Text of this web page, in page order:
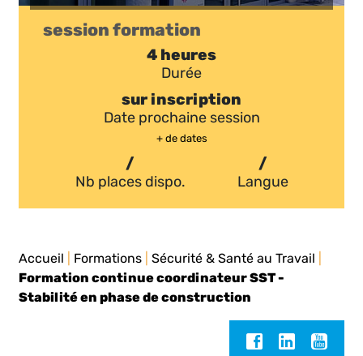
session formation
4 heures
Durée
sur inscription
Date prochaine session
+ de dates
/
Nb places dispo.
/
Langue
Accueil Formations |Sécurité & Santé au Travail
Formation continue coordinateur SST -
Stabilité en phase de construction